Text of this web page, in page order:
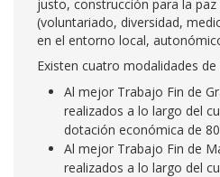
justo, construcción para la paz
(voluntariado, diversidad,
en el entorno local,
Existen cuatro modalidades de
Al mejor Trabajo Fin de
realizados a lo largo del
dotación económica de
Al mejor Trabajo Fin de
realizados a lo largo del